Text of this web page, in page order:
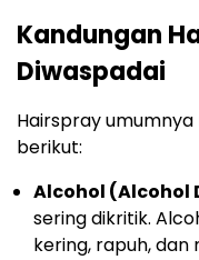
Kandungan
Diwaspadai
Hairspray
berikut:
Alcohol (Alcohol
sering dikritik.
kering, rapuh, dan